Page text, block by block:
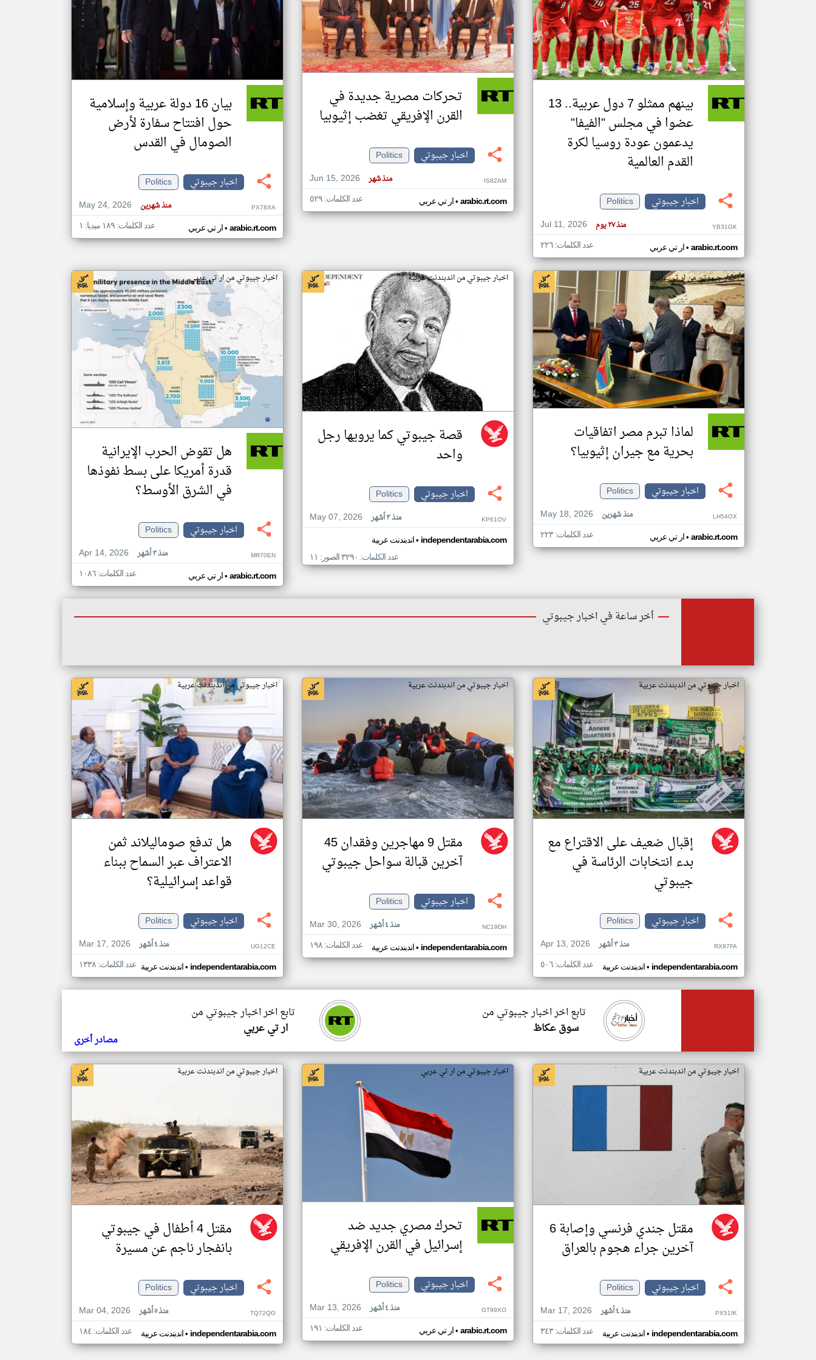
تغيير الدولة
مصادر الأخبار من جيبوتي
اخبار جيبوتي على مدار الساعة
بينهم ممثلو 7 دول عربية.. 13
عضوا في مجلس "الفيفا"
يدعمون عودة روسيا لكرة
القدم العالمية
اخبار جيبوتي
Politics
Jul 11, 2026
منذ ٢٧ يوم YB31GK
ار تي عربي• arabic.rt.com عدد الكلمات: ٢٢٦
تحركات مصرية جديدة في
القرن الإفريقي تغضب إثيوبيا
اخبار جيبوتي
Politics
Jun 15, 2026
منذ شهر IS82AM
ار تي عربي• arabic.rt.com عدد الكلمات: ٥٢٩
بيان 16 دولة عربية وإسلامية
حول افتتاح سفارة لأرض
الصومال في القدس
اخبار جيبوتي
Politics
May 24, 2026
منذ شهرين PX78XA
ار تي عربي• arabic.rt.com عدد الكلمات: ١٨٩ ميديا: ١
اخبار جيبوتي من ار تي عربي
لماذا تبرم مصر اتفاقيات
بحرية مع جيران إثيوبيا؟
اخبار جيبوتي
Politics
May 18, 2026
منذ شهرين LH54OX
ار تي عربي• arabic.rt.com عدد الكلمات: ٢٢٣
اخبار جيبوتي من اندبندنت عربية
قصة جيبوتي كما يرويها رجل
واحد
اخبار جيبوتي
Politics
May 07, 2026
منذ ٣ أشهر KP61OV
اندبندنت عربية• independentarabia.com
عدد الكلمات: ٣٢٩٠ الصور: ١١
اخبار جيبوتي من ار تي عربي
هل تقوض الحرب الإيرانية
قدرة أمريكا على بسط نفوذها
في الشرق الأوسط؟
اخبار جيبوتي
Politics
Apr 14, 2026
منذ ٣ أشهر MR70EN
ار تي عربي• arabic.rt.com عدد الكلمات: ١٠٨٦
أخر ساعة في اخبار جيبوتي
اخبار جيبوتي من اندبندنت عربية
إقبال ضعيف على الاقتراع مع
بدء انتخابات الرئاسة في
جيبوتي
اخبار جيبوتي
Politics
Apr 13, 2026
منذ ٣ أشهر RX87FA
اندبندنت عربية• independentarabia.com عدد الكلمات: ٥٠٦
اخبار جيبوتي من اندبندنت عربية
مقتل 9 مهاجرين وفقدان 45
آخرين قبالة سواحل جيبوتي
اخبار جيبوتي
Politics
Mar 30, 2026
منذ ٤ أشهر NC19DH
اندبندنت عربية• independentarabia.com عدد الكلمات: ١٩٨
اخبار جيبوتي من اندبندنت عربية
هل تدفع صوماليلاند ثمن
الاعتراف عبر السماح ببناء
قواعد إسرائيلية؟
اخبار جيبوتي
Politics
Mar 17, 2026
منذ ٤ أشهر UG12CE
اندبندنت عربية• independentarabia.com عدد الكلمات: ١٣٣٨
تابع اخر اخبار جيبوتي من
ار تي عربي
تابع اخر اخبار جيبوتي من
سوق عكاظ
مصادر أخرى
اخبار جيبوتي من اندبندنت عربية
مقتل جندي فرنسي وإصابة 6
آخرين جراء هجوم بالعراق
اخبار جيبوتي
Politics
Mar 17, 2026
منذ ٤ أشهر PX51IK
اندبندنت عربية• independentarabia.com عدد الكلمات: ٣٤٣
اخبار جيبوتي من ار تي عربي
تحرك مصري جديد ضد
إسرائيل في القرن الإفريقي
اخبار جيبوتي
Politics
Mar 13, 2026
منذ ٤ أشهر GT99XO
ار تي عربي• arabic.rt.com عدد الكلمات: ١٩١
اخبار جيبوتي من اندبندنت عربية
مقتل 4 أطفال في جيبوتي
بانفجار ناجم عن مسيرة
اخبار جيبوتي
Politics
Mar 04, 2026
منذ ٥ أشهر TQ72QO
اندبندنت عربية• independentarabia.com عدد الكلمات: ١٨٤
klyoum.com